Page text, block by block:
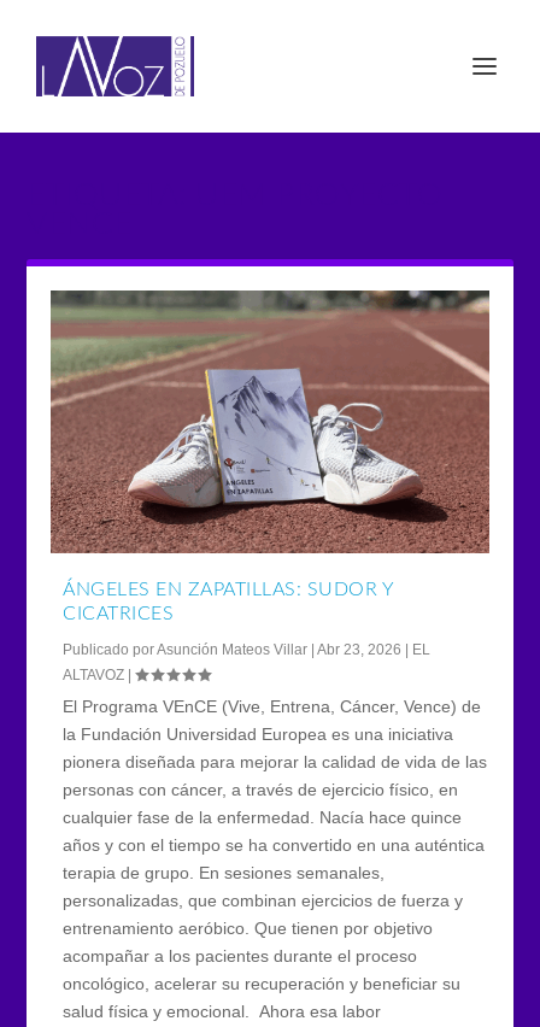
ÁNGELES EN ZAPATILLAS: SUDOR Y
CICATRICES
Publicado porAsunción Mateos Villar |Abr 23, 2026 | EL
ALTAVOZ |
El Programa VEnCE (Vive, Entrena, Cáncer, Vence) de
la Fundación Universidad Europea es una iniciativa
pionera diseñada para mejorar la calidad de vida de las
personas con cáncer, a través de ejercicio físico, en
cualquier fase de la enfermedad. Nacía hace quince
años y con el tiempo se ha convertido en una auténtica
terapia de grupo. En sesiones semanales,
personalizadas, que combinan ejercicios de fuerza y
entrenamiento aeróbico. Que tienen por objetivo
acompañar a los pacientes durante el proceso
oncológico, acelerar su recuperación y beneficiar su
salud física y emocional. Ahora esa labor